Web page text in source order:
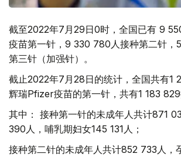
截至2022年7月29日0时，全国已有 9
疫苗第一针，9 330 780人接种第二针，
第三针（加强针）。
截止2022年7月28日的统计，全国共有1
辉瑞Pfizer疫苗的第一针，共有1 183 829
其中： 接种第一针的未成年人共计871
390人，哺乳期妇女145 131人；
接种第二针的未成年人共计852 733人，